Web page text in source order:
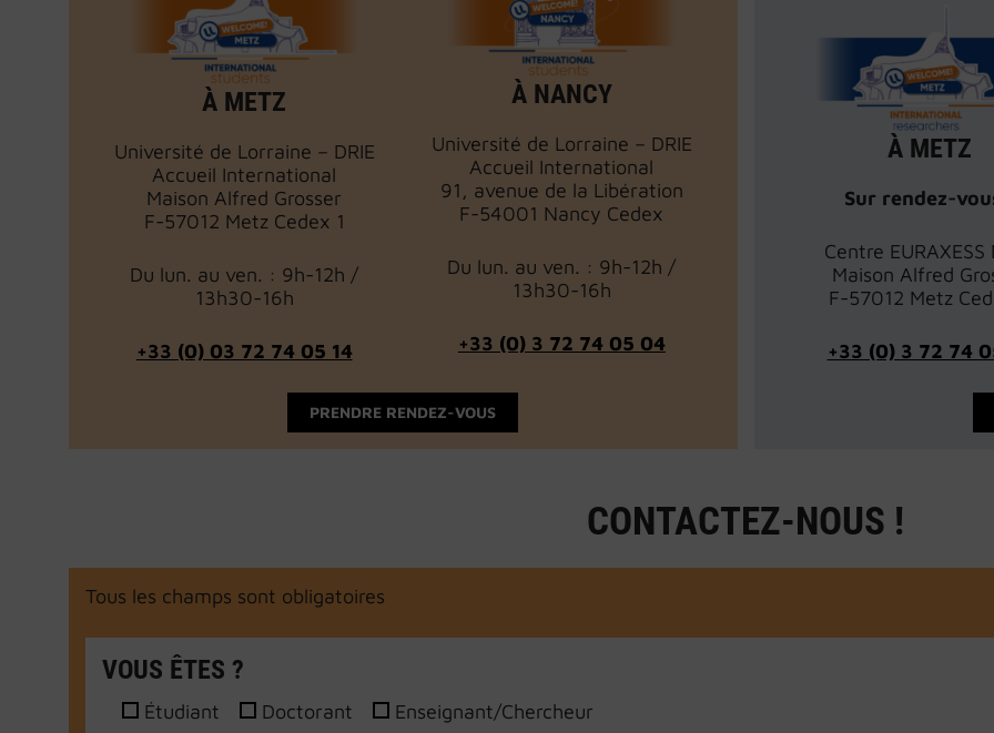
À METZ
Université de Lorraine – DRIE
Accueil International
Maison Alfred Grosser
F-57012 Metz Cedex 1
Du lun. au ven. : 9h-12h /
13h30-16h
+33 (0) 03 72 74 05 14
À NANCY
Université de Lorraine – DRIE
Accueil International
91, avenue de la Libération
F-54001 Nancy Cedex
Du lun. au ven. : 9h-12h /
13h30-16h
+33 (0) 3 72 74 05 04
PRENDRE RENDEZ-VOUS
À METZ
Sur rendez-
Centre EURAXESS
Maison Alfred
F-57012 Metz
+33 (0) 3 72 74
CONTACTEZ-NOUS !
Tous les champs sont obligatoires
VOUS ÊTES ?
Étudiant Doctorant Enseignant/Chercheur